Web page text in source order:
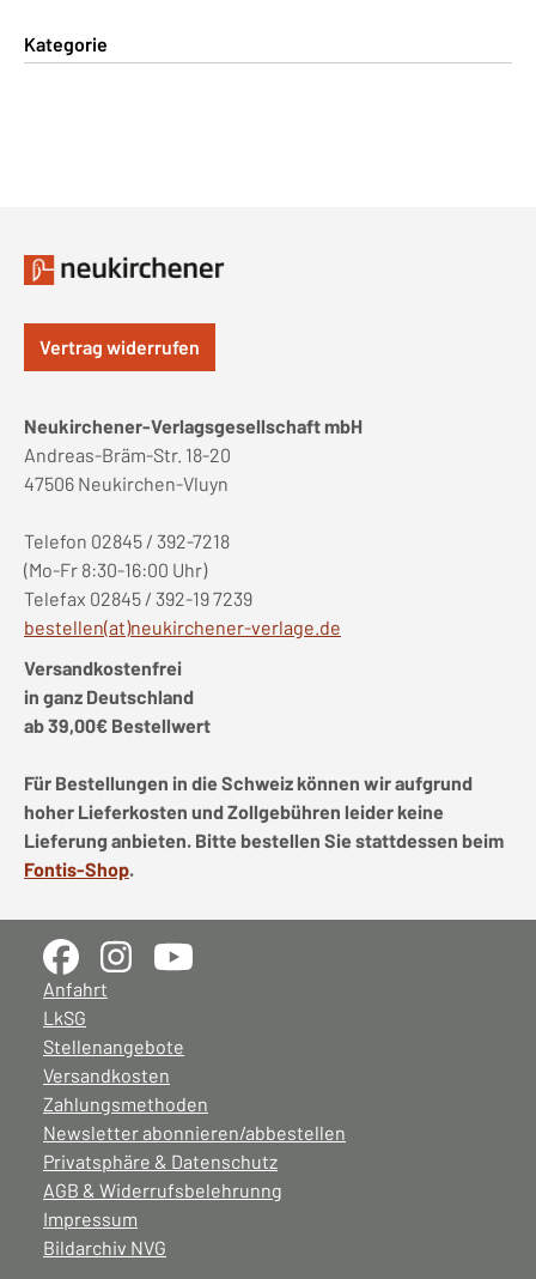
Kategorie
Vertrag widerrufen
Neukirchener-Verlagsgesellschaft mbH
Andreas-Bräm-Str. 18-20
47506 Neukirchen-Vluyn
Telefon 02845 / 392-7218
(Mo-Fr 8:30-16:00 Uhr)
Telefax 02845 / 392-19 7239
bestellen(at)neukirchener-verlage.de
Versandkostenfrei
in ganz Deutschland
ab 39,00€ Bestellwert
Für Bestellungen in die Schweiz können wir aufgrund
hoher Lieferkosten und Zollgebühren leider keine
Lieferung anbieten. Bitte bestellen Sie stattdessen beim
Fontis-Shop.
Anfahrt
LkSG
Stellenangebote
Versandkosten
Zahlungsmethoden
Newsletter abonnieren/abbestellen
Privatsphäre & Datenschutz
AGB & Widerrufsbelehrunng
Impressum
Bildarchiv NVG